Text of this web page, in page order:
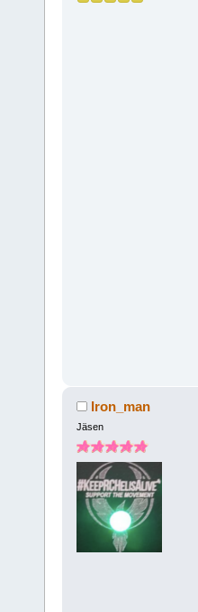
Iron_man
Jäsen